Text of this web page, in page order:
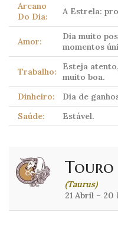
Arcano
Do Dia:
A Estrela:
Amor:
Dia muito
momentos
Trabalho:
Esteja
muito boa.
Dinheiro:
Dia de
Saúde:
Estável.
Touro
(Taurus)
21 Abril – 20